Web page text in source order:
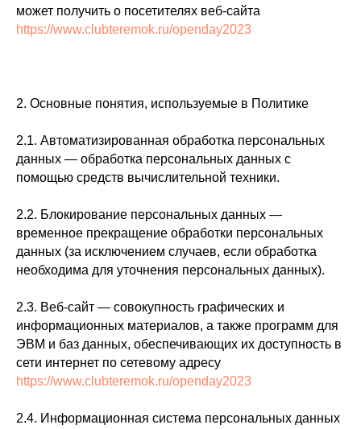
может получить о посетителях веб-сайта
https://www.clubteremok.ru/openday2023
2. Основные понятия, используемые в Политике
2.1. Автоматизированная обработка персональных
данных — обработка персональных данных с
помощью средств вычислительной техники.
2.2. Блокирование персональных данных —
временное прекращение обработки персональных
данных (за исключением случаев, если обработка
необходима для уточнения персональных данных).
2.3. Веб-сайт — совокупность графических и
информационных материалов, а также программ для
ЭВМ и баз данных, обеспечивающих их доступность в
сети интернет по сетевому адресу
https://www.clubteremok.ru/openday2023
2.4. Информационная система персональных данных